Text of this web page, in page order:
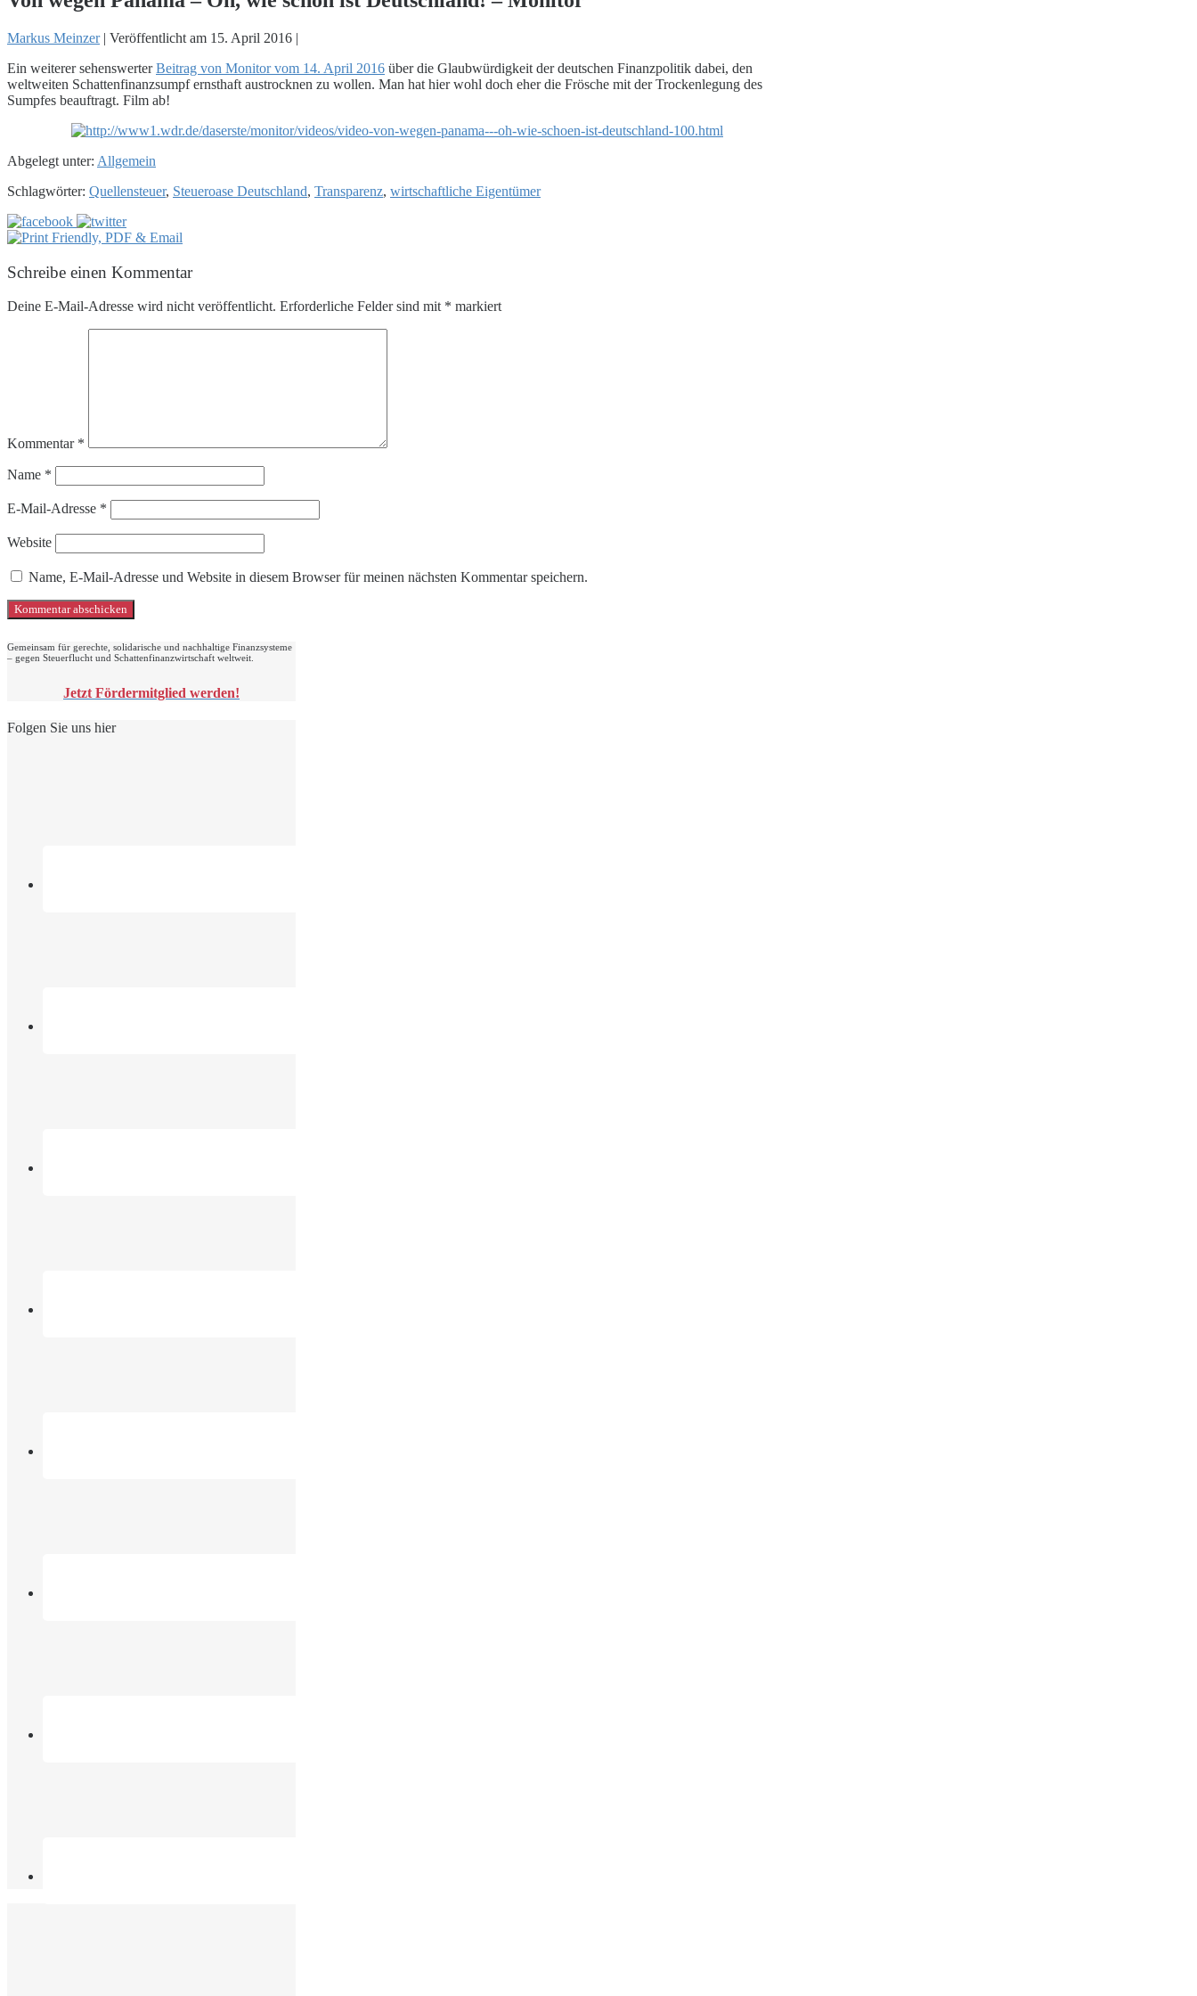
Markus Meinzer| Veröffentlicht am 15. April 2016 |
Ein weiterer sehenswerterBeitrag von Monitor vom 14. April 2016 über die Glaubwürdigkeit der deutschen Finanzpolitik dabei, den
weltweiten Schattenfinanzsumpf ernsthaft austrocknen zu wollen. Man hat hier wohl doch eher die Frösche mit der Trockenlegung des
Sumpfes beauftragt. Film ab!
Abgelegt unter: Allgemein
Schlagwörter: Quellensteuer, Steueroase Deutschland, Transparenz, wirtschaftliche Eigentümer
Schreibe einen Kommentar
Deine E-Mail-Adresse wird nicht veröffentlicht. Erforderliche Felder sind mit * markiert
Kommentar *
Name *
E-Mail-Adresse *
Website
Name, E-Mail-Adresse und Website in diesem Browser für meinen nächsten Kommentar speichern.
Gemeinsam für gerechte, solidarische und nachhaltige Finanzsysteme
– gegen Steuerflucht und Schattenfinanzwirtschaft weltweit.
Jetzt Fördermitglied werden!
Folgen Sie uns hier